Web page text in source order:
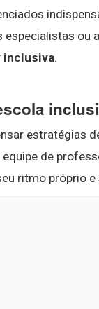
ou
inclusiva.
estratégias
de
ritmo próprio e